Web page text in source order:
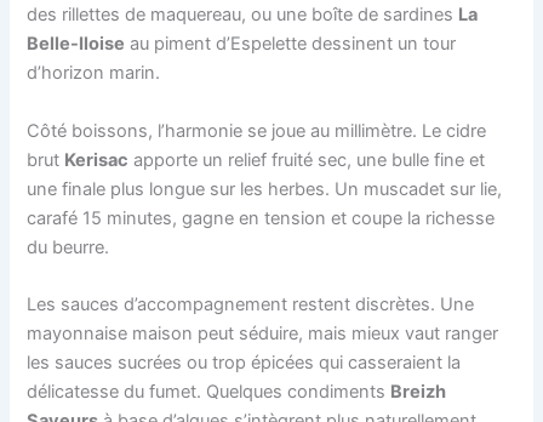
des rillettes de maquereau, ou une boîte de sardines La
Belle-Iloise au piment d’Espelette dessinent un tour
d’horizon marin.
Côté boissons, l’harmonie se joue au millimètre. Le cidre
brut Kerisac apporte un relief fruité sec, une bulle fine et
une finale plus longue sur les herbes. Un muscadet sur lie,
carafé 15 minutes, gagne en tension et coupe la richesse
du beurre.
Les sauces d’accompagnement restent discrètes. Une
mayonnaise maison peut séduire, mais mieux vaut ranger
les sauces sucrées ou trop épicées qui casseraient la
délicatesse du fumet. Quelques condiments Breizh